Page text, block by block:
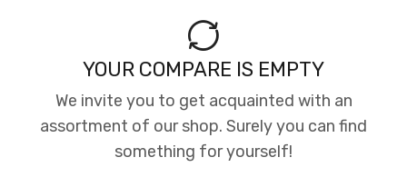
YOUR COMPARE IS EMPTY
We invite you to get acquainted with an
assortment of our shop. Surely you can find
something for yourself!